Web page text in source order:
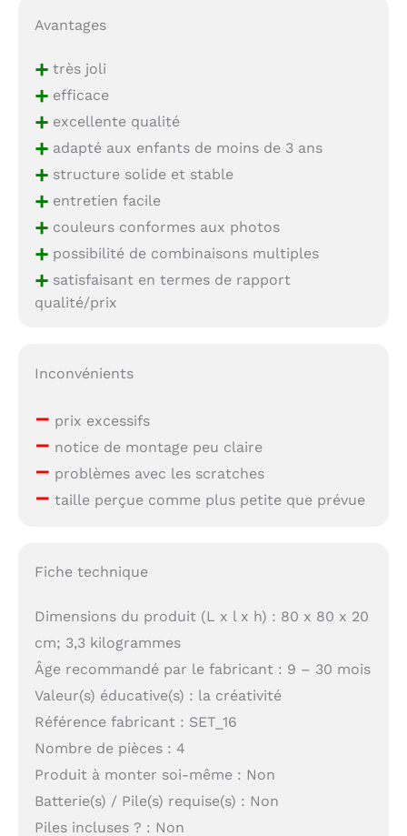
Avantages
+très joli
+efficace
+excellente qualité
+adapté aux enfants de moins de 3 ans
+structure solide et stable
+entretien facile
+couleurs conformes aux photos
+possibilité de combinaisons multiples
+satisfaisant en termes de rapport
qualité/prix
Inconvénients
– prix excessifs
– notice de montage peu claire
– problèmes avec les scratches
– taille perçue comme plus petite que prévue
Fiche technique
Dimensions du produit (L x l x h) : 80 x 80 x 20
cm; 3,3 kilogrammes
Âge recommandé par le fabricant : 9 – 30 mois
Valeur(s) éducative(s) : la créativité
Référence fabricant : SET_16
Nombre de pièces : 4
Produit à monter soi-même : Non
Batterie(s) / Pile(s) requise(s) : Non
Piles incluses ? : Non